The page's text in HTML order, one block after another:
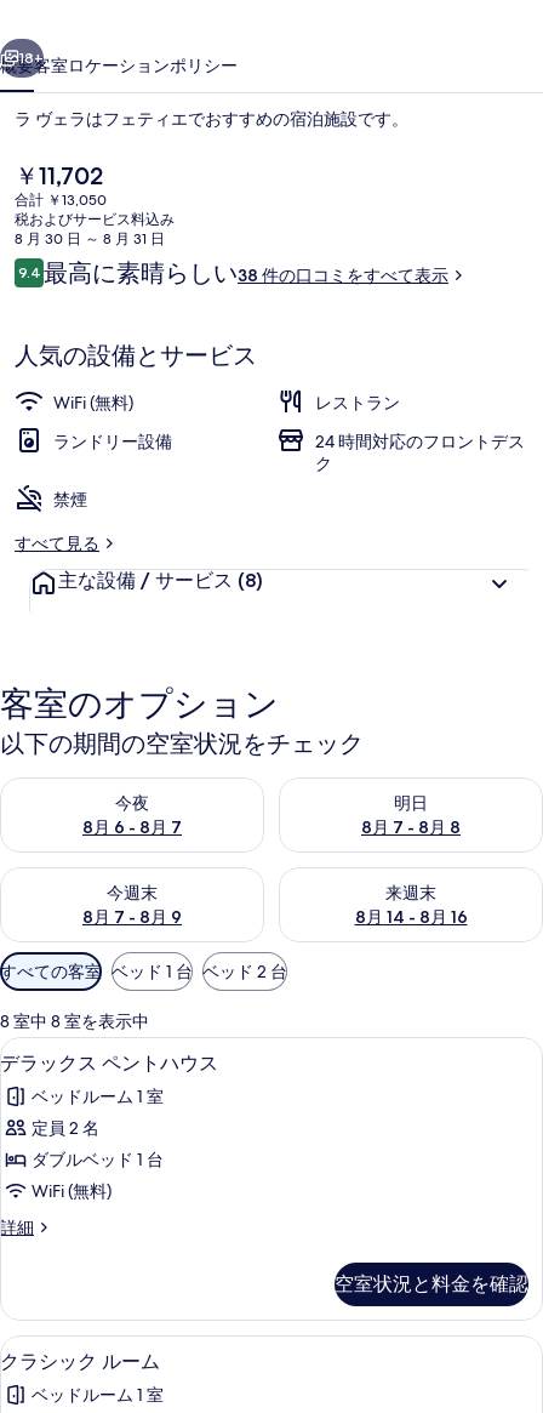
ギ
ャ
ラ
リ
ー
18+
概要客室ロケーションポリシー
ラ ヴェラはフェティエでおすすめの宿泊施設です。
現
在
の
料
金
は
す
￥11,702
合計 ￥13,050
税およびサービス料込み
8 月 30 日 ～ 8 月 31 日
口
コ
9.410段階中9.4
最高に素晴らしい38 件の口コミをすべて表示
人気の設備とサービス
WiFi (無料)
レストラン
ランドリー設備
24 時間対応のフロントデス
ク
禁煙
すべて見る
主な設備 / サービス (8)
客室のオプション
以下の期間の空室状況をチェック
今夜
8月 6 - 8月 7
今夜 8月 6 - 8月 7 の空室状況をチェック
明日
8月 7 - 8月 8
明日 8月 7 - 8月 8 の空室状況
今週末
8月 7 - 8月 9
今週末 8月 7 - 8月 9 の空室状況をチェック
来週末
8月 14 - 8月 16
来週末 8月 14 - 8月 16 の空室
利
用
可
能
な
客
室
の
り
込
件
すべての客室 ベッド 1 台 ベッド 2 台
8 室中 8 室を表示中
デ
ラ
ッ
ク
ス
ン
ハ
ウ
ス
の
デラックス ペントハウス | WiFi (無料)
1
デラックス ペントハウス
ベッドルーム 1 室
定員 2 名
ダブルベッド 1 台
WiFi (無料)
詳細
デ
ス
ペ
ン
ハ
空室状況と料金を確認
ク
ラ
1
クラシック ルーム
ベッドルーム 1 室